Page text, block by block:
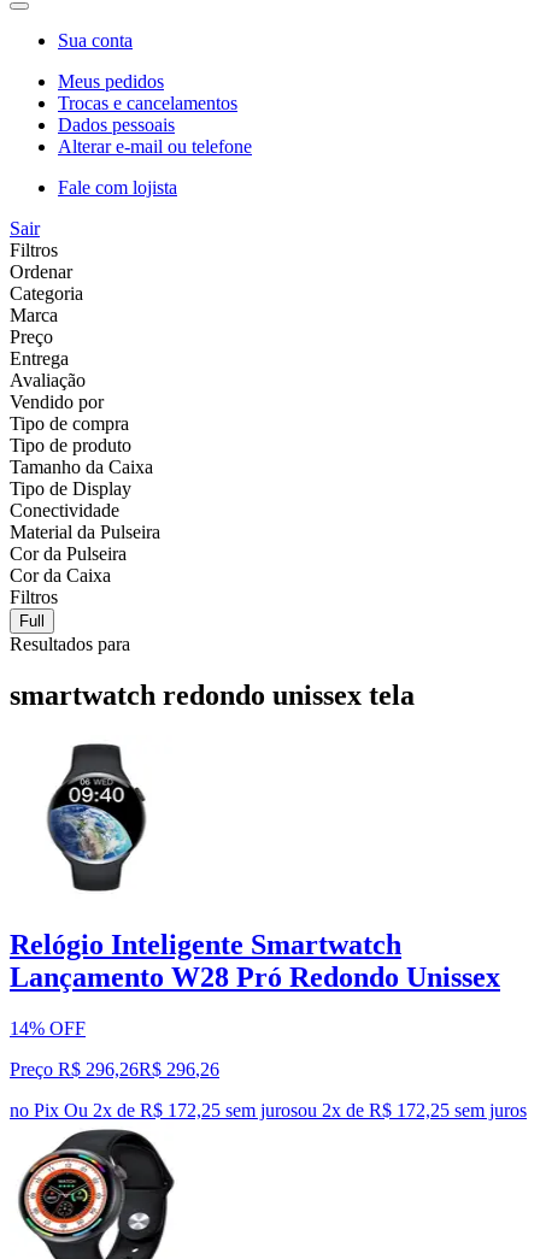
Sua conta
Meus pedidos
Trocas e cancelamentos
Dados pessoais
Alterar e-mail ou telefone
Fale com lojista
Sair
Filtros
Ordenar
Categoria
Marca
Preço
Entrega
Avaliação
Vendido por
Tipo de compra
Tipo de produto
Tamanho da Caixa
Tipo de Display
Conectividade
Material da Pulseira
Cor da Pulseira
Cor da Caixa
Filtros
Full
Resultados para
smartwatch redondo unissex tela
Relógio Inteligente Smartwatch
Lançamento W28 Pró Redondo Unissex
14% OFF
Preço R$ 296,26R$ 296,26
no Pix Ou 2x de R$ 172,25 sem jurosou 2x de R$ 172,25 sem juros